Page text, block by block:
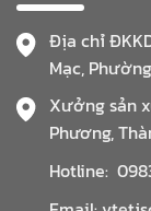
Địa chỉ
Mạc,
Xưởng sản
Phương,
Hotline: